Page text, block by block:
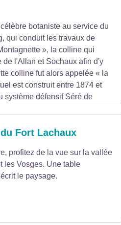
botaniste au service du
qui conduit les travaux de
», la colline qui
de l'Allan et Sochaux afin d'y
colline fut alors appelée « la
est construit entre 1874 et
système défensif Séré de
Fort Lachaux
profitez de la vue sur la vallée
les Vosges. Une table
le paysage.